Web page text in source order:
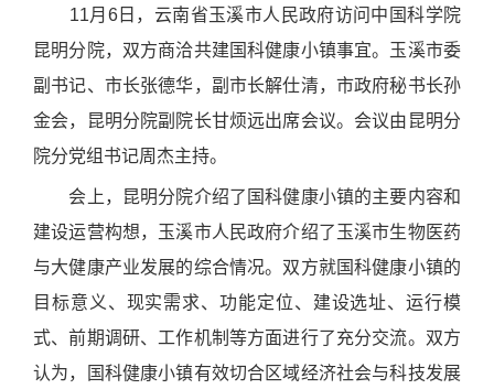
11月 6日，云南省玉溪市人民政府访问中国科学院
昆明分院，双方商洽共建国科健康小镇事宜。玉溪市委
副书记、市长张德华，副市长解仕清，市政府秘书长孙
金会，昆明分院副院长甘烦远出席会议。会议由昆明分
院分党组书记周杰主持。
会上，昆明分院介绍了国科健康小镇的主要内容和
建设运营构想，玉溪市人民政府介绍了玉溪市生物医药
与大健康产业发展的综合情况。双方就国科健康小镇的
目标意义、现实需求、功能定位、建设选址、运行模
式、前期调研、工作机制等方面进行了充分交流。双方
认为，国科健康小镇有效切合区域经济社会与科技发展